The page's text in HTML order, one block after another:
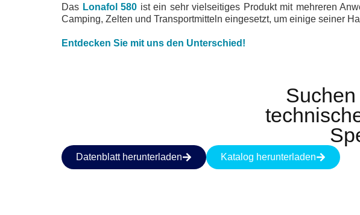
Das Lonafol 580 ist ein sehr vielseitiges Produkt mit mehreren
Camping, Zelten und Transportmitteln eingesetzt, um einige seiner
Entdecken Sie mit uns den Unterschied!
Datenblatt herunterladen Katalog herunterladen